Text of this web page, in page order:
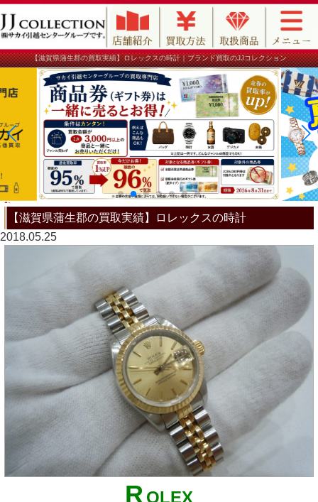
【滋賀県蒲生郡の買取実績】ロレックスの時計｜ブランド買取のJJコレクション
【滋賀県蒲生郡の買取実績】ロレックスの時計
2018.05.25
R OLEX